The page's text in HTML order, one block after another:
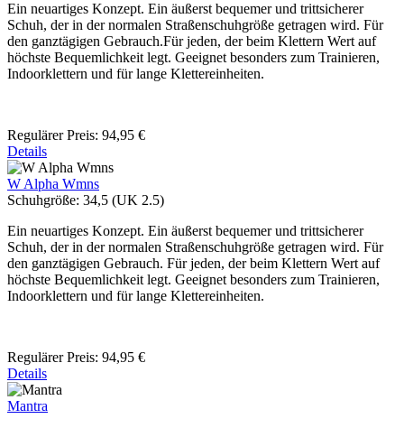
Ein neuartiges Konzept. Ein äußerst bequemer und trittsicherer
Schuh, der in der normalen Straßenschuhgröße getragen wird. Für
den ganztägigen Gebrauch.Für jeden, der beim Klettern Wert auf
höchste Bequemlichkeit legt. Geeignet besonders zum Trainieren,
Indoorklettern und für lange Klettereinheiten.
Regulärer Preis: 94,95 €
Details
W Alpha Wmns
Schuhgröße: 34,5 (UK 2.5)
Ein neuartiges Konzept. Ein äußerst bequemer und trittsicherer
Schuh, der in der normalen Straßenschuhgröße getragen wird. Für
den ganztägigen Gebrauch. Für jeden, der beim Klettern Wert auf
höchste Bequemlichkeit legt. Geeignet besonders zum Trainieren,
Indoorklettern und für lange Klettereinheiten.
Regulärer Preis: 94,95 €
Details
Mantra